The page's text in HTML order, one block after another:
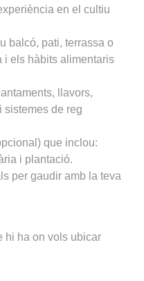
en el cultiu
balcó, pati, terrassa o
i els hàbits alimentaris
llavors,
sistemes de reg
que inclou:
i plantació.
per gaudir amb la teva
hi ha on vols ubicar